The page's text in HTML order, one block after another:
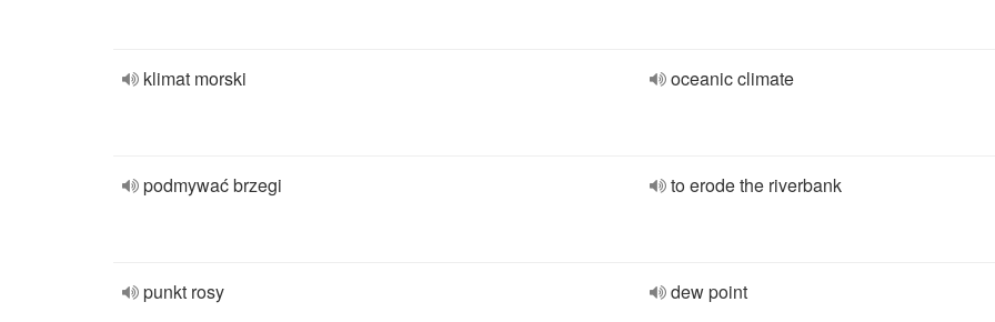
klimat morski oceanic climate
podmywać brzegi to erode the riverbank
punkt rosy dew point